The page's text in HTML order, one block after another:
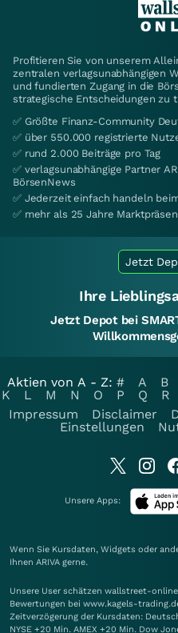
Profitieren Sie von unserem
zentralen verlagsunabhängigen
und fundierten Zugang in die
strategische Entscheidungen zu
✅ Größte Finanz-Community
✅ über 550.000 registrierte
✅ rund 2.000 Beiträge pro Tag
✅ verlagsunabhängige Partner
BörsenNews
✅ Jederzeit einfach handeln
✅ mehr als 25 Jahre
Jetzt
Ihre
Jetzt Depot bei
Aktien von A - Z: # A B
K
L M N O P Q R
Impressum
Disclaimer
Einstellungen
Unsere Apps:
Wenn Sie Kursdaten, Widgets oder
Ihnen ARIVA gerne.
Unsere User schätzen wallstreet-
Bewertungen bei www.kagels-
Zeitverzögerung der Kursdaten:
NYSE +20 Min. AMEX +20 Min. Dow